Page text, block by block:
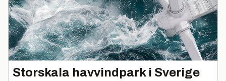
Storskala havvindpark i Sverige